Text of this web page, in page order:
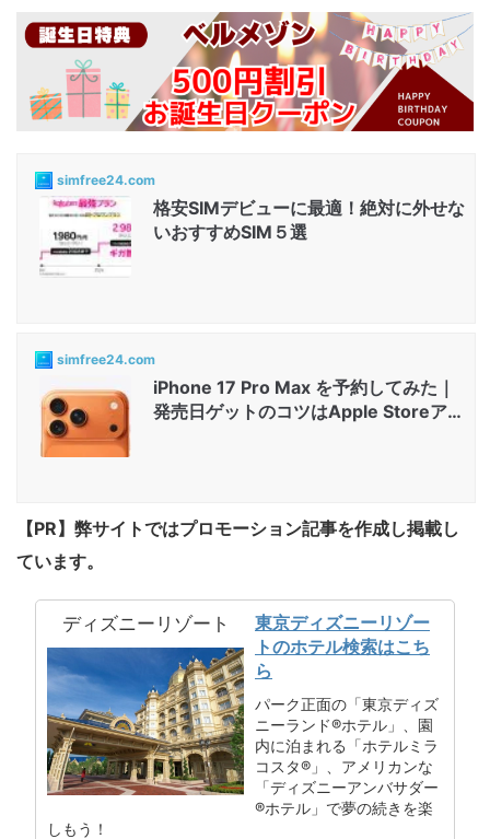
simfree24.com
格安SIMデビューに最適！絶対に外せな
いおすすめSIM５選
simfree24.com
iPhone 17 Pro Max を予約してみた｜
発売日ゲットのコツはApple Storeアプ
【PR】弊サイトではプロモーション記事を作成し掲載し
ています。
ディズニーリゾート
東京ディズニーリゾー
トのホテル検索はこち
ら
パーク正面の「東京ディズ
ニーランド®ホテル」、園
内に泊まれる「ホテルミラ
コスタ®」、アメリカンな
「ディズニーアンバサダー
®ホテル」で夢の続きを楽
しもう！